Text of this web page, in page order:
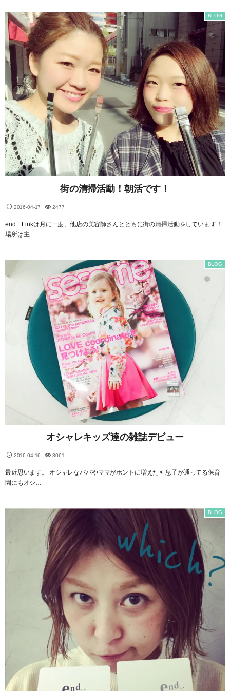
街の清掃活動！朝活です！
2016-04-17
BLOG
2477
end…Linkは月に一度、他店の美容師さんとともに街の清掃活動をしています！
場所は主…
オシャレキッズ達の雑誌デビュー
2016-04-16
BLOG
3061
最近思います。 オシャレなパパやママがホントに増えた✴︎ 息子が通ってる保育
園にもオシ…
BLOG